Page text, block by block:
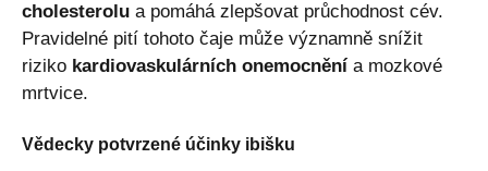
cholesterolu a pomáhá zlepšovat průchodnost cév.
Pravidelné pití tohoto čaje může významně snížit
riziko kardiovaskulárních onemocnění a mozkové
mrtvice.
Vědecky potvrzené účinky ibišku